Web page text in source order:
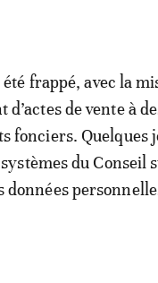
frappé, avec la
de vente à
fonciers. Quelques
du Conseil